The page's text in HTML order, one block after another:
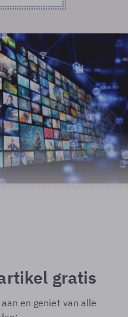
gratis
en geniet van alle